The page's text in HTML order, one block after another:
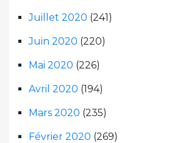
Juillet 2020 (241)
Juin 2020 (220)
Mai 2020 (226)
Avril 2020 (194)
Mars 2020 (235)
Février 2020 (269)